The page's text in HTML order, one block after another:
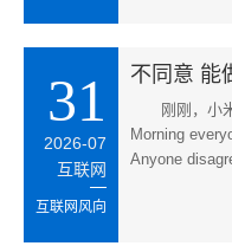
31
2026-07
互联网
互联网风向
不同意 能
刚刚，小
Morning
Anyone